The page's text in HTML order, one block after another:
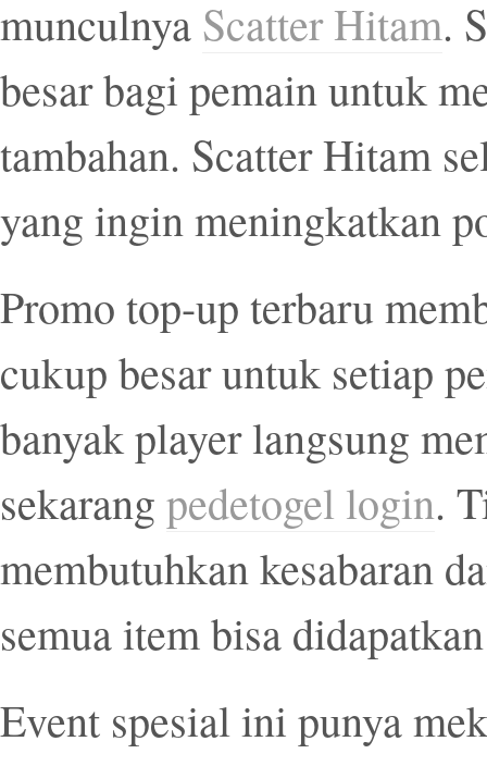
munculnya Scatter Hitam.
besar bagi pemain untuk
tambahan. Scatter Hitam
yang ingin meningkatkan
Promo top-up terbaru
cukup besar untuk setiap
banyak player langsung
sekarang pedetogel login.
membutuhkan kesabaran
semua item bisa
Event spesial ini punya